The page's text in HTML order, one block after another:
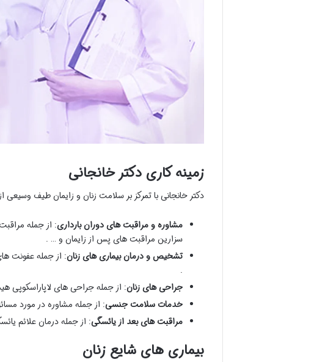
زمینه کاری دکتر خانجانی
دکتر خانجانی با تمرکز بر سلامت زنان و زایمان طیف
مشاوره و مراقبت های دوران بارداری: از جمله
سزارین مراقبت های پس از زایمان و … .
تشخیص و درمان بیماری های زنان: از جمله عفونت
.
جراحی های زنان: از جمله جراحی های لاپاراسکوپی
خدمات سلامت جنسی: از جمله مشاوره در مورد
مراقبت های بعد از یائسگی: از جمله درمان علائم
بیماری های شایع زنان